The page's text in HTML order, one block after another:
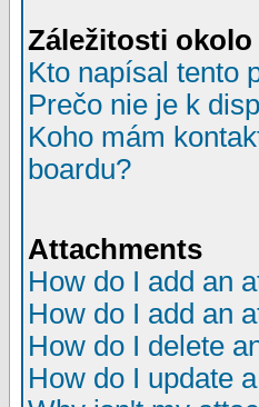
Záležitosti
Kto napísal tento
Prečo nie je k
Koho mám
boardu?
Attachments
How do I add an
How do I add an
How do I delete
How do I update